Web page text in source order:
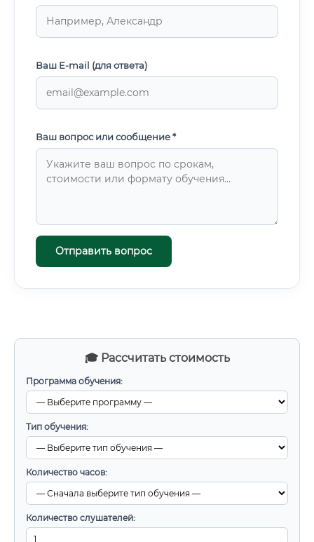
🎓 Рассчитать стоимость
Программа обучения:
Тип обучения:
Количество часов:
Количество слушателей:
Ваш E-mail (для ответа)
Ваш вопрос или сообщение *
Отправить вопрос